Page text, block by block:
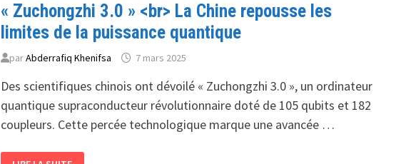
« Zuchongzhi 3.0 » <br> La Chine repousse les
limites de la puissance quantique
parAbderrafiq Khenifsa 7 mars 2025
Des scientifiques chinois ont dévoilé « Zuchongzhi 3.0 », un ordinateur
quantique supraconducteur révolutionnaire doté de 105 qubits et 182
coupleurs. Cette percée technologique marque une avancée …